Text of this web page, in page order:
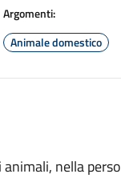
Argomenti:
Animale domestico
nella